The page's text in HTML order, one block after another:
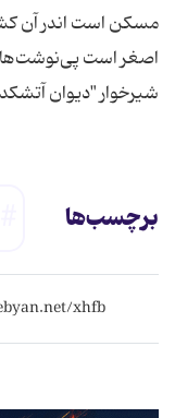
مسكن است‏ اندر آن
شیرخوار "دیوان
برچسب‌ها